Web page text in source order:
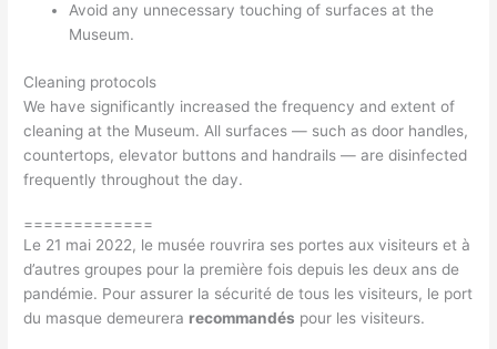
Avoid any unnecessary touching of surfaces at the
Museum.
Cleaning protocols
We have significantly increased the frequency and extent of
cleaning at the Museum. All surfaces — such as door handles,
countertops, elevator buttons and handrails — are disinfected
frequently throughout the day.
=============
Le 21 mai 2022, le musée rouvrira ses portes aux visiteurs et à
d’autres groupes pour la première fois depuis les deux ans de
pandémie. Pour assurer la sécurité de tous les visiteurs, le port
du masque demeurera recommandés pour les visiteurs.